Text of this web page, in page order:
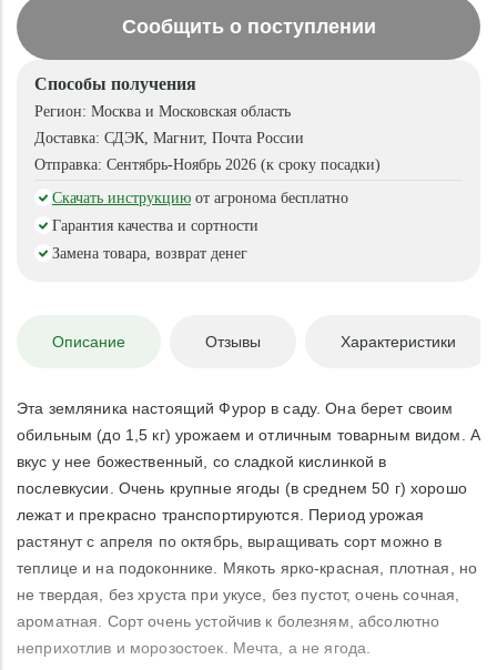
Сообщить о поступлении
Способы получения
Регион: Москва и Московская область
Доставка: СДЭК, Магнит, Почта России
Отправка: Сентябрь-Ноябрь 2026 (к сроку посадки)
Скачать инструкцию от агронома бесплатно
Гарантия качества и сортности
Замена товара, возврат денег
Описание Отзывы Характеристики
Эта земляника настоящий Фурор в саду. Она берет своим
обильным (до 1,5 кг) урожаем и отличным товарным видом. А
вкус у нее божественный, со сладкой кислинкой в
послевкусии. Очень крупные ягоды (в среднем 50 г) хорошо
лежат и прекрасно транспортируются. Период урожая
растянут с апреля по октябрь, выращивать сорт можно в
теплице и на подоконнике. Мякоть ярко-красная, плотная, но
не твердая, без хруста при укусе, без пустот, очень сочная,
ароматная. Сорт очень устойчив к болезням, абсолютно
неприхотлив и морозостоек. Мечта, а не ягода.